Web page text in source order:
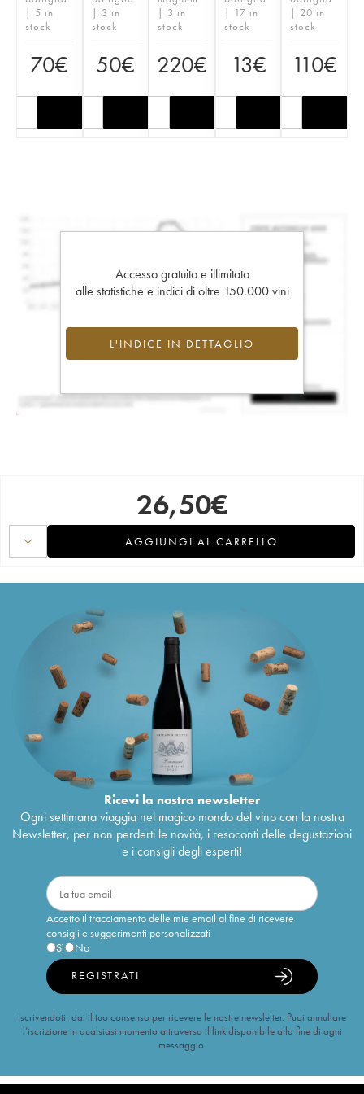
| 5 in
stock
70€
| 3 in
stock
50€
| 3 in
stock
220€
| 17 in
stock
13€
| 20 in
stock
110€
Accesso gratuito e illimitato
alle statistiche e indici di oltre 150.000 vini
L'INDICE IN DETTAGLIO
26,50€
AGGIUNGI AL CARRELLO
Ricevi la nostra newsletter
Ogni settimana viaggia nel magico mondo del vino con la nostra
Newsletter, per non perderti le novità, i resoconti delle degustazioni
e i consigli degli esperti!
Accetto il tracciamento delle mie email al fine di ricevere
consigli e suggerimenti personalizzati
Sì
No
REGISTRATI
Iscrivendoti, dai il tuo consenso per ricevere le nostre newsletter. Puoi annullare
l’iscrizione in qualsiasi momento attraverso il link disponibile alla fine di ogni
messaggio.